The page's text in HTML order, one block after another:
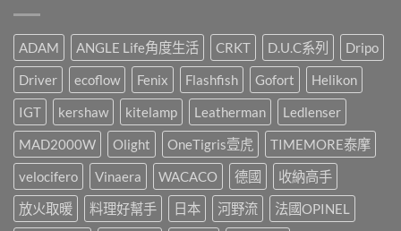
中
這
樣
辦!!!〉
中
燈
式
感，
都
是
靠
這
盞!!!〉
中
處
營
露
營
區，
3
年
間
承
載
了
許
ADAM ANGLE Life角度生活 CRKT D.U.C系列
Dripo
Driver
ecoflow Fenix Flashfish Gofort
Helikon
IGT
kershaw kitelamp Leatherman
Ledlenser
MAD2000W
Olight OneTigris壹虎
TIMEMORE泰摩
velocifero
Vinaera WACACO 德國
收納高手
放火取暖
料理好幫手 日本 河野流 法國OPINEL